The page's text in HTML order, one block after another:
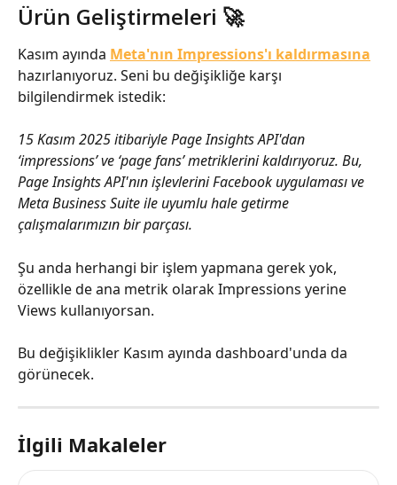
Ürün Geliştirmeleri 🚀
Kasım ayında Meta'nın Impressions'ı kaldırmasına
hazırlanıyoruz. Seni bu değişikliğe karşı
bilgilendirmek istedik:
15 Kasım 2025 itibariyle Page Insights API'dan
‘impressions’ ve ‘page fans’ metriklerini kaldırıyoruz. Bu,
Page Insights API'nın işlevlerini Facebook uygulaması ve
Meta Business Suite ile uyumlu hale getirme
çalışmalarımızın bir parçası.
Şu anda herhangi bir işlem yapmana gerek yok,
özellikle de ana metrik olarak Impressions yerine
Views kullanıyorsan.
Bu değişiklikler Kasım ayında dashboard'unda da
görünecek.
İlgili Makaleler